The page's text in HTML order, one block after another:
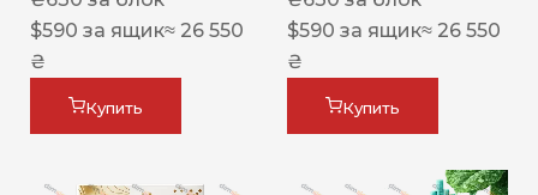
$590 за ящик≈ 26 550
₴
Купить
$590 за ящик≈ 26 550
₴
Купить